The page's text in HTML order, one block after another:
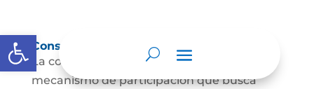
Abrir barra de herramientas
Consulta ciudadana
La consulta a la ciudadanía es un
mecanismo de participación que busca